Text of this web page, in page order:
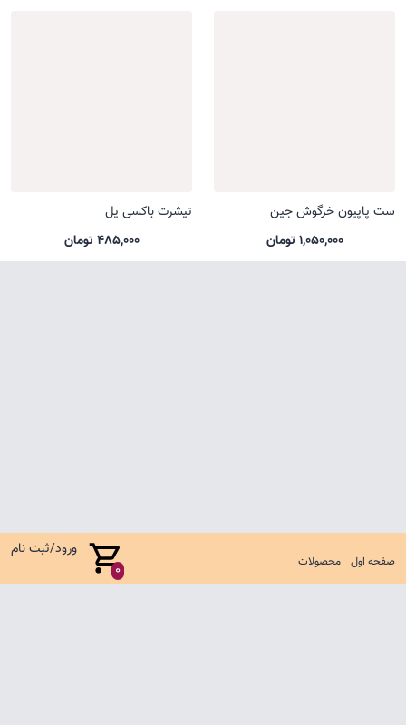
صفحه اول محصولات 0
ورود/ثبت نام
ست پاپیون خرگوش جین
1,050,000 تومان
تیشرت باکسی یل
485,000 تومان